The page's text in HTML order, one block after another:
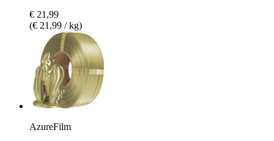
€ 21,99
(€ 21,99 / kg)
AzureFilm